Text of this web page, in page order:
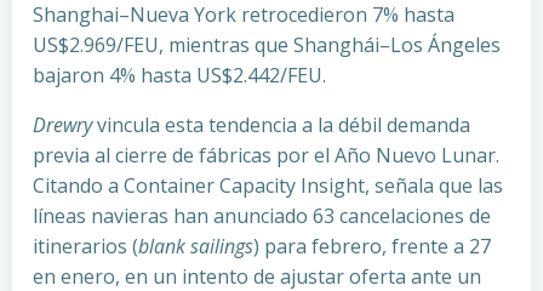
Shanghai–Nueva York retrocedieron 7% hasta
US$2.969/FEU, mientras que Shanghái–Los Ángeles
bajaron 4% hasta US$2.442/FEU.
Drewryvincula esta tendencia a la débil demanda
previa al cierre de fábricas por el Año Nuevo Lunar.
Citando a Container Capacity Insight, señala que las
líneas navieras han anunciado 63 cancelaciones de
itinerarios (blank sailings) para febrero, frente a 27
en enero, en un intento de ajustar oferta ante un